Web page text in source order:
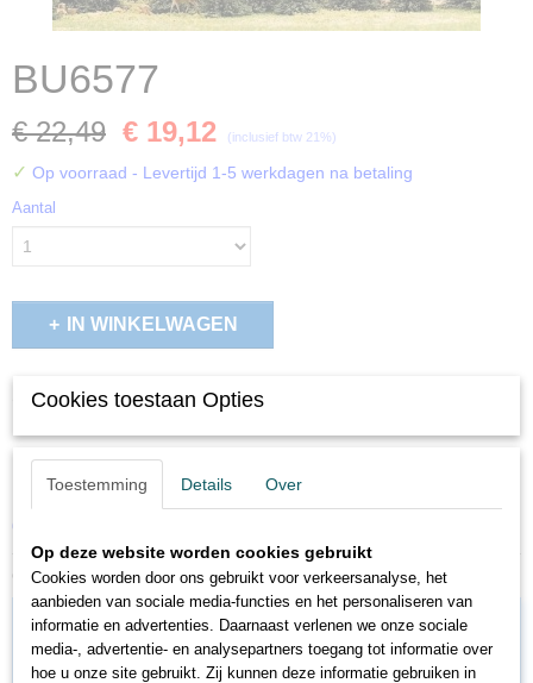
BU6577
€ 22,49 € 19,12 (inclusief btw 21%)
✓ Op voorraad - Levertijd 1-5 werkdagen na betaling
Aantal
IN WINKELWAGEN
Omschrijving
Busch 6577 N Dennen met voet, 40 stuks
60 mm hoog).
Ook interessant
Cookies toestaan Opties
Toestemming Details Over
Op deze website worden cookies gebruikt
Cookies worden door ons gebruikt voor verkeersanalyse, het
aanbieden van sociale media-functies en het personaliseren van
informatie en advertenties. Daarnaast verlenen we onze sociale
media-, advertentie- en analysepartners toegang tot informatie over
hoe u onze site gebruikt. Zij kunnen deze informatie gebruiken in